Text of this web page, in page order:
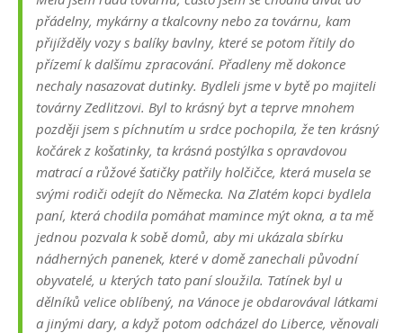
přádelny, mykárny a tkalcovny nebo za továrnu, kam
přijížděly vozy s balíky bavlny, které se potom řítily do
přízemí k dalšímu zpracování. Přadleny mě dokonce
nechaly nasazovat dutinky. Bydleli jsme v bytě po majiteli
továrny Zedlitzovi. Byl to krásný byt a teprve mnohem
později jsem s píchnutím u srdce pochopila, že ten krásný
kočárek z košatinky, ta krásná postýlka s opravdovou
matrací a růžové šatičky patřily holčičce, která musela se
svými rodiči odejít do Německa. Na Zlatém kopci bydlela
paní, která chodila pomáhat mamince mýt okna, a ta mě
jednou pozvala k sobě domů, aby mi ukázala sbírku
nádherných panenek, které v domě zanechali původní
obyvatelé, u kterých tato paní sloužila. Tatínek byl u
dělníků velice oblíbený, na Vánoce je obdarovával látkami
a jinými dary, a když potom odcházel do Liberce, věnovali